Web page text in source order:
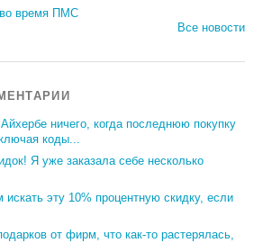
во время ПМС
Все новости
ничего, когда последнюю покупку
коды...
Я уже заказала себе несколько
эту 10% процентную скидку, если
от фирм, что как-то растерялась,